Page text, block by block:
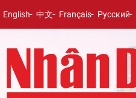
English 中文 Français Русский